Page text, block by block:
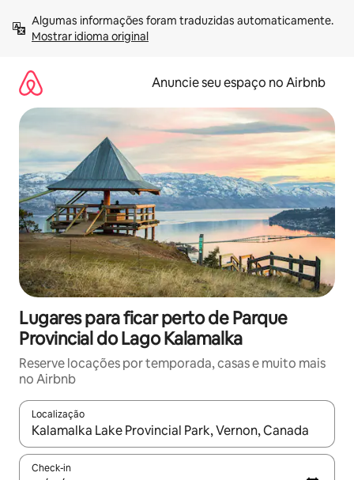
para
Mostrar idioma original
Anuncie seu espaço no Airbnb
Lugares para ficar perto de Parque
Provincial do Lago Kalamalka
Reserve locações por temporada, casas e muito mais
no Airbnb
Localização
Quando os resultados estiverem disponíveis, explore-os
Check-in